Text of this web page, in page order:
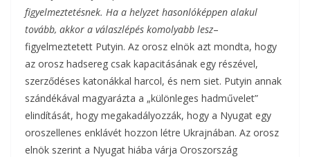
figyelmeztetésnek. Ha a helyzet hasonlóképpen alakul
tovább, akkor a válaszlépés komolyabb lesz–
figyelmeztetett Putyin. Az orosz elnök azt mondta, hogy
az orosz hadsereg csak kapacitásának egy részével,
szerződéses katonákkal harcol, és nem siet. Putyin annak
szándékával magyarázta a „különleges hadművelet”
elindítását, hogy megakadályozzák, hogy a Nyugat egy
oroszellenes enklávét hozzon létre Ukrajnában. Az orosz
elnök szerint a Nyugat hiába várja Oroszország